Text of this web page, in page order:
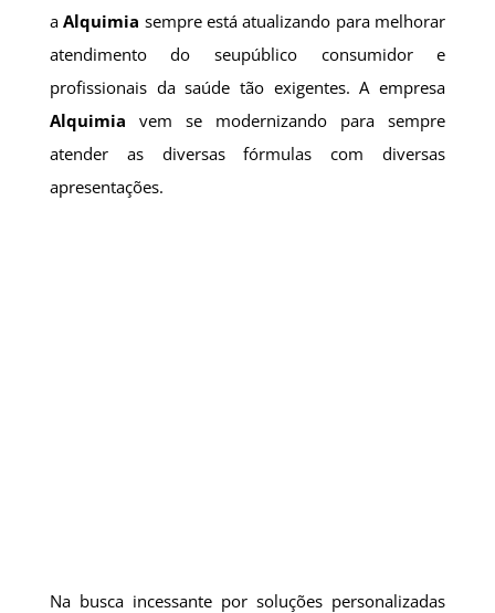
aAlquimia sempre está atualizando para melhorar
atendimento do seupúblico consumidor e
profissionais da saúde tão exigentes. A empresa
Alquimia vem se modernizando para sempre
atender as diversas fórmulas com diversas
apresentações.
Na busca incessante por soluções personalizadas